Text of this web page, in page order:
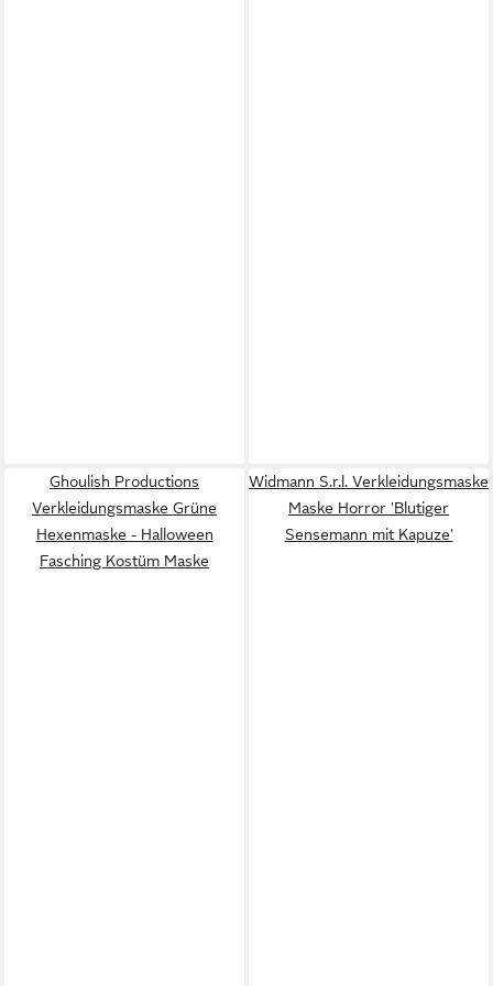
Ghoulish Productions
Verkleidungsmaske Grüne
Hexenmaske - Halloween
Fasching Kostüm Maske
Widmann S.r.l. Verkleidungsmaske
Maske Horror 'Blutiger
Sensemann mit Kapuze'